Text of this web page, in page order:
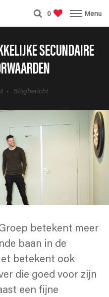
0 Menu
SECUNDAIRE
Blogbericht
betekent meer
baan in de
betekent ook
die goed voor zijn
een fijne